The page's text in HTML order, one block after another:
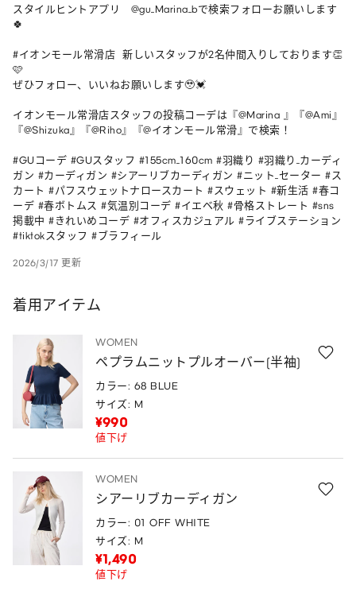
スタイルヒントアプリ　@gu_Marina_bで検索フォローお願いします
🍀
#イオンモール常滑店  新しいスタッフが2名仲間入りしております👏
🩷
ぜひフォロー、いいねお願いします🥹💓
イオンモール常滑店スタッフの投稿コーデは『@Marina 』『@Ami』
『@Shizuka』『@Riho』『@イオンモール常滑』で検索！
#GUコーデ #GUスタッフ #155cm_160cm #羽織り #羽織り_カーディ
ガン #カーディガン #シアーリブカーディガン #ニット_セーター #ス
カート #パフスウェットナロースカート #スウェット #新生活 #春コ
ーデ #春ボトムス #気温別コーデ #イエベ秋 #骨格ストレート #sns
掲載中 #きれいめコーデ #オフィスカジュアル #ライブステーション
#tiktokスタッフ #ブラフィール
2026/3/17 更新
着用アイテム
WOMEN
ペプラムニットプルオーバー(半袖)
カラー: 68 BLUE
サイズ: M
¥990
値下げ
WOMEN
シアーリブカーディガン
カラー: 01 OFF WHITE
サイズ: M
¥1,490
値下げ